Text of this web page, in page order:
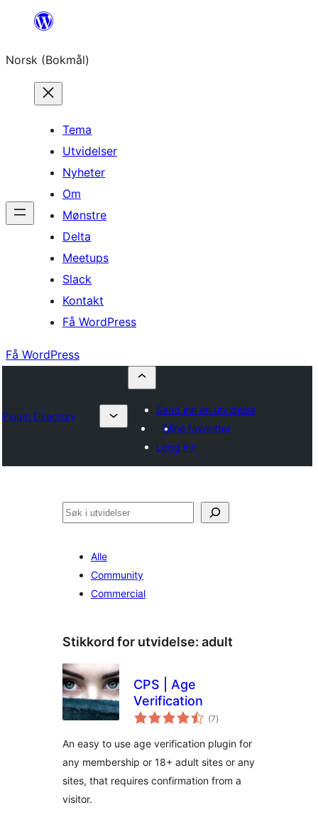
Hopp
innhold
Norsk (Bokmål)
Tema
Utvidelser
Nyheter
Om
Mønstre
Delta
Meetups
Slack
Kontakt
Få WordPress
Få WordPress
Plugin Directory
Send inn en utvidelse
Mine favoritter
Logg inn
Søk
Alle
Community
Commercial
Stikkord for utvidelse: adult
CPS | Age
Verification
(7totale
vurderinger
)
An easy to use age verification plugin for
any membership or 18+ adult sites or any
sites, that requires confirmation from a
visitor.